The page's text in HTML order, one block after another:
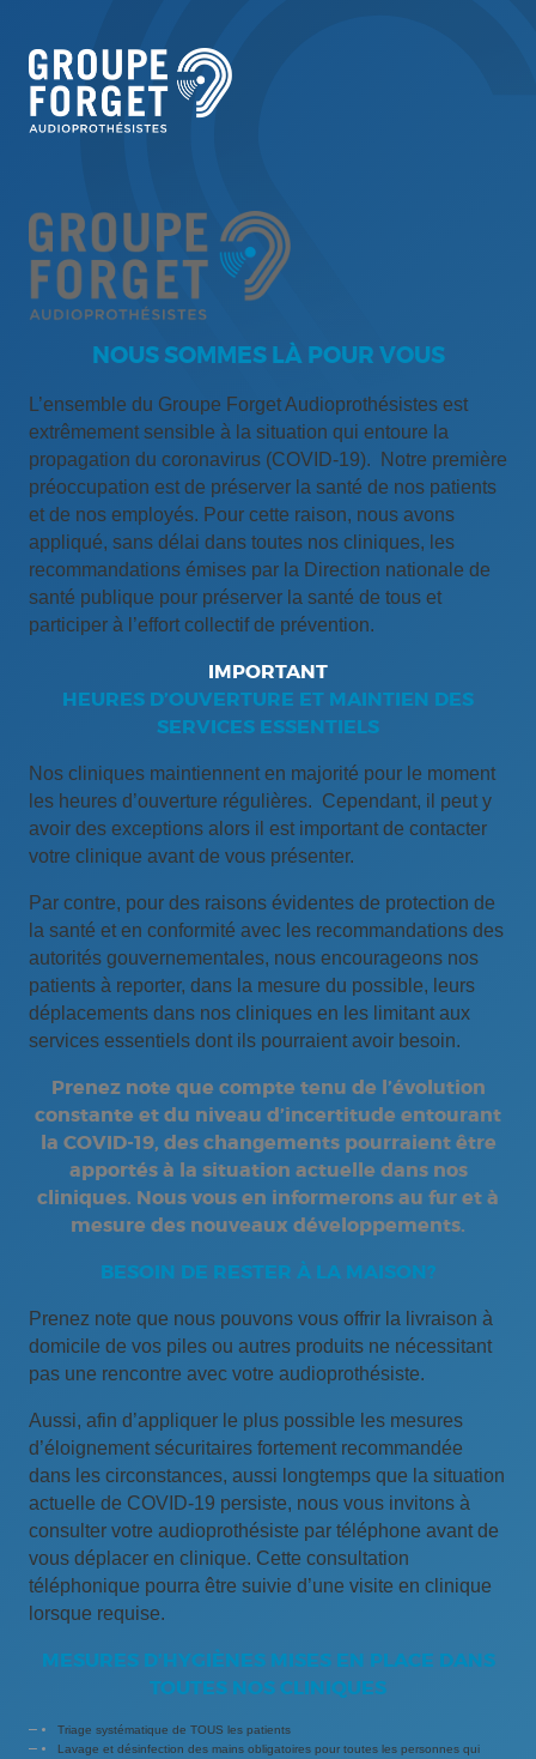
NOUS SOMMES LÀ POUR VOUS
L’ensemble du Groupe Forget Audioprothésistes est
extrêmement sensible à la situation qui entoure la
propagation du coronavirus (COVID-19). Notre première
préoccupation est de préserver la santé de nos patients
et de nos employés. Pour cette raison, nous avons
appliqué, sans délai dans toutes nos cliniques, les
recommandations émises par la Direction nationale de
santé publique pour préserver la santé de tous et
participer à l’effort collectif de prévention.
IMPORTANT
HEURES D’OUVERTURE ET MAINTIEN DES
SERVICES ESSENTIELS
Nos cliniques maintiennent en majorité pour le moment
les heures d’ouverture régulières. Cependant, il peut y
avoir des exceptions alors il est important de contacter
votre clinique avant de vous présenter.
Par contre, pour des raisons évidentes de protection de
la santé et en conformité avec les recommandations des
autorités gouvernementales, nous encourageons nos
patients à reporter, dans la mesure du possible, leurs
déplacements dans nos cliniques en les limitant aux
services essentiels dont ils pourraient avoir besoin.
Prenez note que compte tenu de l’évolution
constante et du niveau d’incertitude entourant
la COVID-19, des changements pourraient être
apportés à la situation actuelle dans nos
cliniques. Nous vous en informerons au fur et à
mesure des nouveaux développements.
BESOIN DE RESTER À LA MAISON?
Prenez note que nous pouvons vous offrir la livraison à
domicile de vos piles ou autres produits ne nécessitant
pas une rencontre avec votre audioprothésiste.
Aussi, afin d’appliquer le plus possible les mesures
d’éloignement sécuritaires fortement recommandée
dans les circonstances, aussi longtemps que la situation
actuelle de COVID-19 persiste, nous vous invitons à
consulter votre audioprothésiste par téléphone avant de
vous déplacer en clinique. Cette consultation
téléphonique pourra être suivie d’une visite en clinique
lorsque requise.
MESURES D’HYGIÈNES MISES EN PLACE DANS
TOUTES NOS CLINIQUES
Triage systématique de TOUS les patients
Lavage et désinfection des mains obligatoires pour toutes les personnes qui